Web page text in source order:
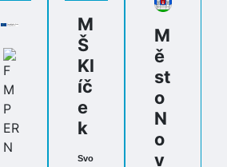
M
Š
Kl
íč
e
k
Svo
M
ě
st
o
N
o
v